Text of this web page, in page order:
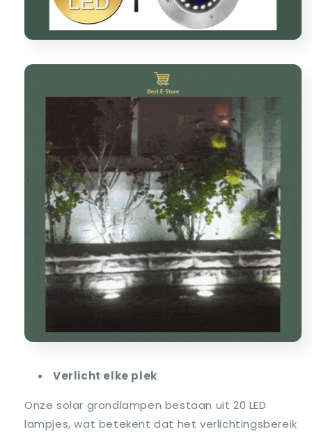
Verlicht elke plek
Onze solar grondlampen bestaan uit 20 LED
lampjes, wat betekent dat het verlichtingsbereik